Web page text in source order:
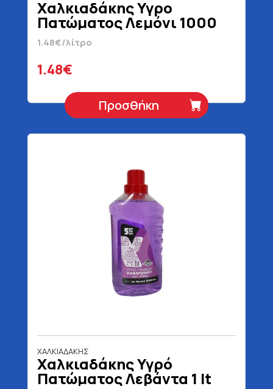
Χαλκιαδάκης Υγρο
Πατώματος Λεμόνι 1000
ml
1.48€/λίτρο
1.48€
Προσθήκη
ΧΑΛΚΙΑΔΑΚΗΣ
Χαλκιαδάκης Υγρό
Πατώματος Λεβάντα 1 lt